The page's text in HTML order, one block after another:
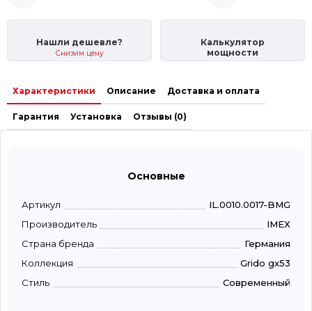
Нашли дешевле?
Снизим цену
Калькулятор
мощности
Характеристики Описание Доставка и оплата
Гарантия Установка Отзывы (0)
Основные
Артикул
IL.0010.0017-BMG
Производитель
IMEX
Страна бренда
Германия
Коллекция
Grido gx53
Стиль
Современный